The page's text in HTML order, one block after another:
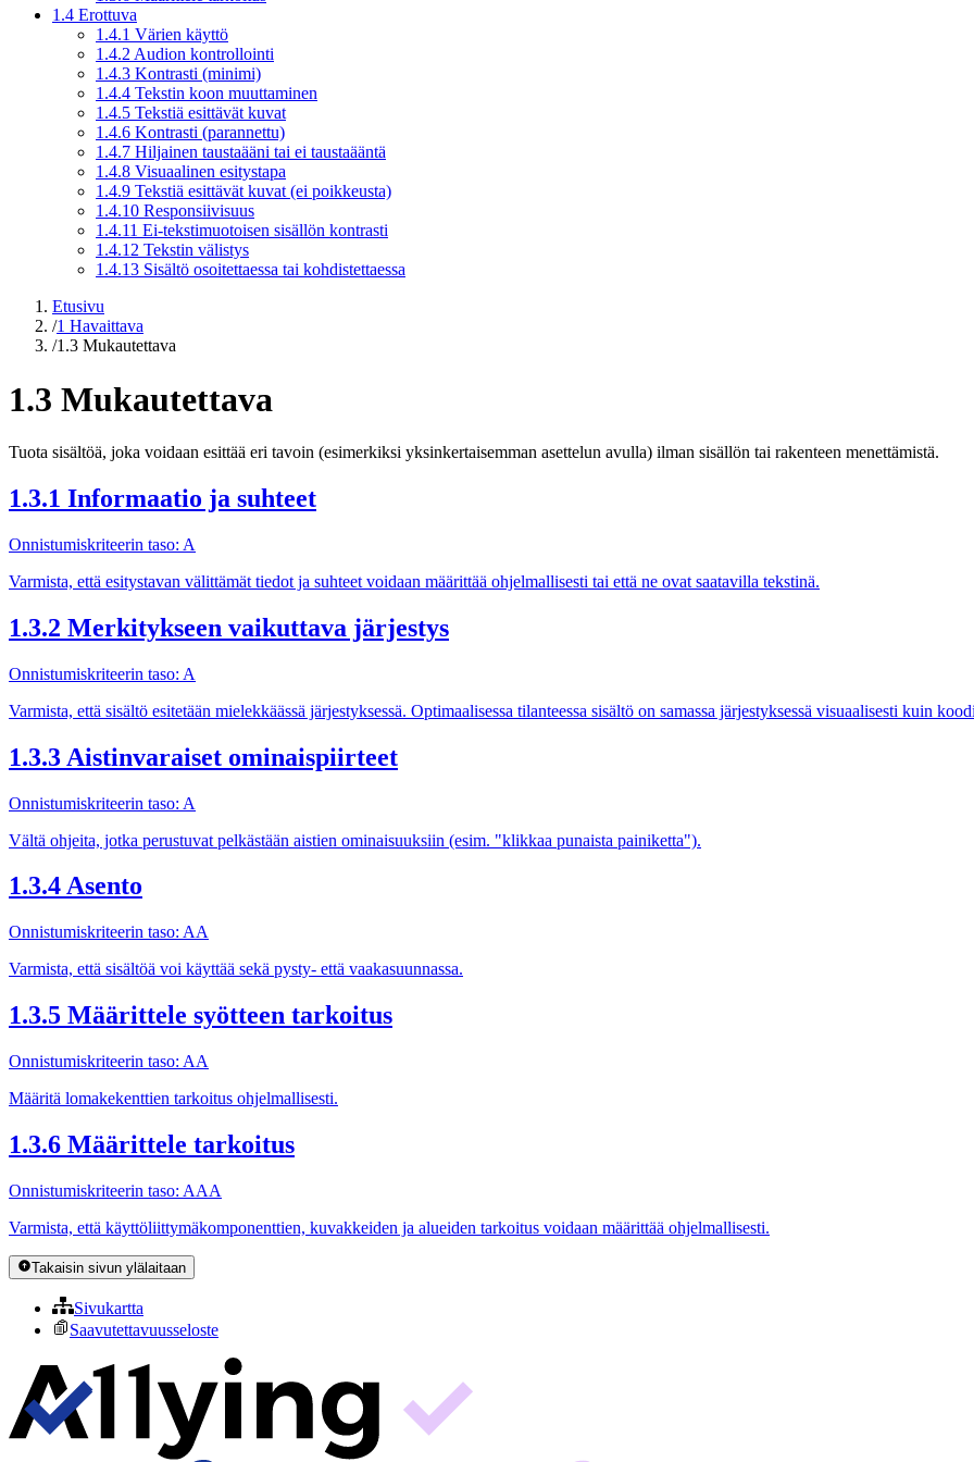
1.4 Erottuva
1.4.1 Värien käyttö
1.4.2 Audion kontrollointi
1.4.3 Kontrasti (minimi)
1.4.4 Tekstin koon muuttaminen
1.4.5 Tekstiä esittävät kuvat
1.4.6 Kontrasti (parannettu)
1.4.7 Hiljainen taustaääni tai ei taustaääntä
1.4.8 Visuaalinen esitystapa
1.4.9 Tekstiä esittävät kuvat (ei poikkeusta)
1.4.10 Responsiivisuus
1.4.11 Ei-tekstimuotoisen sisällön kontrasti
1.4.12 Tekstin välistys
1.4.13 Sisältö osoitettaessa tai kohdistettaessa
Etusivu
/1 Havaittava
/1.3 Mukautettava
1.3 Mukautettava
Tuota sisältöä, joka voidaan esittää eri tavoin (esimerkiksi yksinkertaisemman asettelun avulla) ilman sisällön tai rakenteen menettämistä.
1.3.1 Informaatio ja suhteet
Onnistumiskriteerin taso: A
Varmista, että esitystavan välittämät tiedot ja suhteet voidaan määrittää ohjelmallisesti tai että ne ovat saatavilla tekstinä.
1.3.2 Merkitykseen vaikuttava järjestys
Onnistumiskriteerin taso: A
Varmista, että sisältö esitetään mielekkäässä järjestyksessä. Optimaalisessa tilanteessa sisältö on samassa järjestyksessä visuaalisesti kuin
1.3.3 Aistinvaraiset ominaispiirteet
Onnistumiskriteerin taso: A
Vältä ohjeita, jotka perustuvat pelkästään aistien ominaisuuksiin (esim. "klikkaa punaista painiketta").
1.3.4 Asento
Onnistumiskriteerin taso: AA
Varmista, että sisältöä voi käyttää sekä pysty- että vaakasuunnassa.
1.3.5 Määrittele syötteen tarkoitus
Onnistumiskriteerin taso: AA
Määritä lomakekenttien tarkoitus ohjelmallisesti.
1.3.6 Määrittele tarkoitus
Onnistumiskriteerin taso: AAA
Varmista, että käyttöliittymäkomponenttien, kuvakkeiden ja alueiden tarkoitus voidaan määrittää ohjelmallisesti.
Takaisin sivun ylälaitaan
Sivukartta
Saavutettavuusseloste